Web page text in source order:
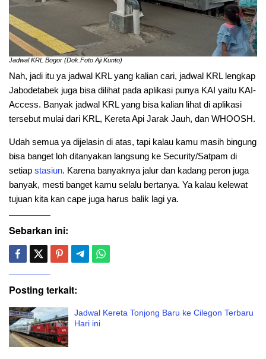
Jadwal KRL Bogor (Dok.Foto Aji Kunto)
Nah, jadi itu ya jadwal KRL yang kalian cari, jadwal KRL lengkap
Jabodetabek juga bisa dilihat pada aplikasi punya KAI yaitu KAI-
Access. Banyak jadwal KRL yang bisa kalian lihat di aplikasi
tersebut mulai dari KRL, Kereta Api Jarak Jauh, dan WHOOSH.
Udah semua ya dijelasin di atas, tapi kalau kamu masih bingung
bisa banget loh ditanyakan langsung ke Security/Satpam di
setiap stasiun. Karena banyaknya jalur dan kadang peron juga
banyak, mesti banget kamu selalu bertanya. Ya kalau kelewat
tujuan kita kan cape juga harus balik lagi ya.
Sebarkan ini:
Posting terkait:
Jadwal Kereta Tonjong Baru ke Cilegon Terbaru
Hari ini